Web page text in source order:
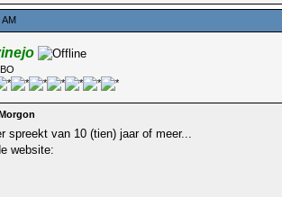
spreekt van 10 (tien) jaar of meer...
website: